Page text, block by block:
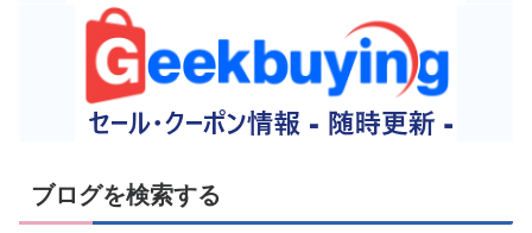
ブログを検索する